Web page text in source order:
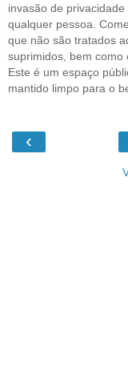
invasão de
qualquer pessoa.
que não são tratados
suprimidos, bem como
Este é um espaço
mantido limpo para o
‹